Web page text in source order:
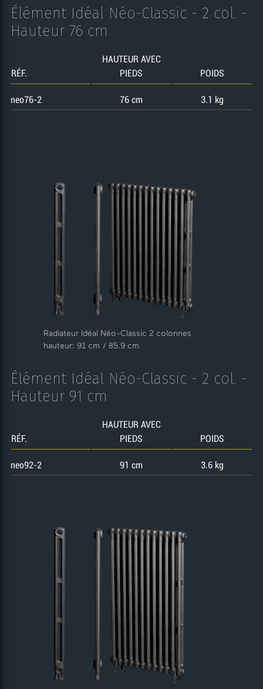
Élément Idéal Néo-Classic - 2 col. -
Hauteur 76 cm
RÉF.
HAUTEUR AVEC
PIEDS
POIDS
neo76-2 76 cm 3.1 kg
Radiateur Idéal Néo-Classic 2 colonnes
hauteur: 91 cm / 85.9 cm
Élément Idéal Néo-Classic - 2 col. -
Hauteur 91 cm
RÉF.
HAUTEUR AVEC
PIEDS
POIDS
neo92-2 91 cm 3.6 kg